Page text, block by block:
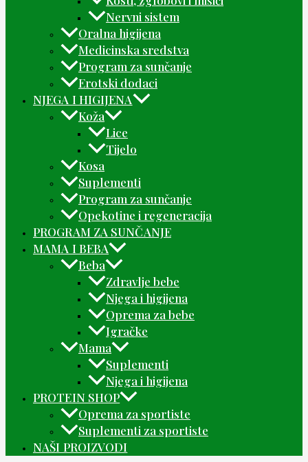
Nervni sistem
Oralna higijena
Medicinska sredstva
Program za sunčanje
Erotski dodaci
NJEGA I HIGIJENA
Koža
Lice
Tijelo
Kosa
Suplementi
Program za sunčanje
Opekotine i regeneracija
PROGRAM ZA SUNČANJE
MAMA I BEBA
Beba
Zdravlje bebe
Njega i higijena
Oprema za bebe
Igračke
Mama
Suplementi
Njega i higijena
PROTEIN SHOP
Oprema za sportiste
Suplementi za sportiste
NAŠI PROIZVODI